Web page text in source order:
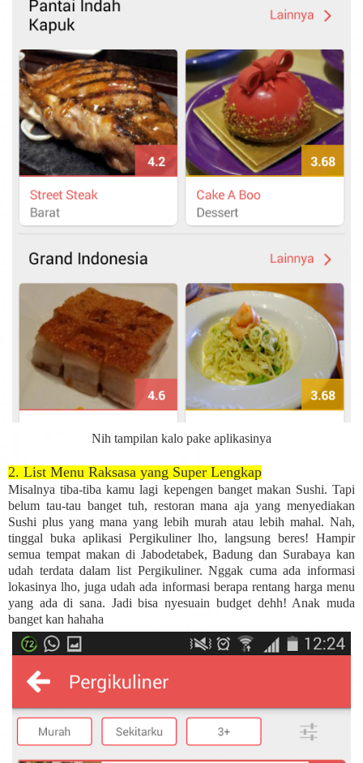
Nih tampilan kalo pake aplikasinya
2. List Menu Raksasa yang Super Lengkap
Misalnya tiba-tiba kamu lagi kepengen banget makan Sushi. Tapi
belum tau-tau banget tuh, restoran mana aja yang menyediakan
Sushi plus yang mana yang lebih murah atau lebih mahal. Nah,
tinggal buka aplikasi Pergikuliner lho, langsung beres! Hampir
semua tempat makan di Jabodetabek, Badung dan Surabaya kan
udah terdata dalam list Pergikuliner. Nggak cuma ada informasi
lokasinya lho, juga udah ada informasi berapa rentang harga menu
yang ada di sana. Jadi bisa nyesuain budget dehh! Anak muda
banget kan hahaha